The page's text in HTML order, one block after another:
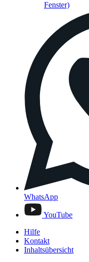
Fenster)
WhatsApp
YouTube
Hilfe
Kontakt
Inhaltsübersicht